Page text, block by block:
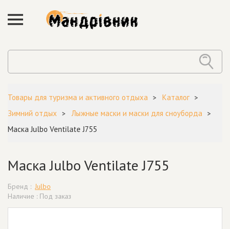
Товары для туризма и активного отдыха
Каталог
Зимний отдых
Лыжные маски и маски для сноуборда
Маска Julbo Ventilate J755
Маска Julbo Ventilate J755
Бренд : Julbo
Наличие : Под заказ